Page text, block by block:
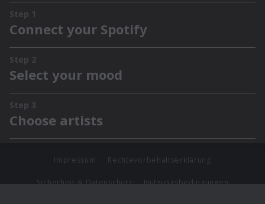
Impressum Rechtevorbehaltserklärung
Sicherheit & Datenschutz Nutzungsbedingungen